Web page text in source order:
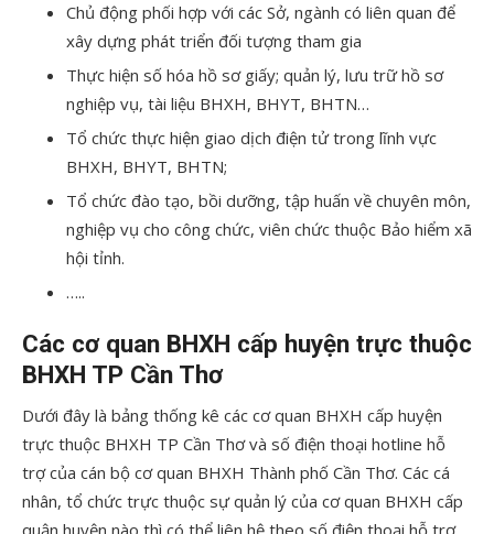
Chủ động phối hợp với các Sở, ngành có liên quan để
xây dựng phát triển đối tượng tham gia
Thực hiện số hóa hồ sơ giấy; quản lý, lưu trữ hồ sơ
nghiệp vụ, tài liệu BHXH, BHYT, BHTN…
Tổ chức thực hiện giao dịch điện tử trong lĩnh vực
BHXH, BHYT, BHTN;
Tổ chức đào tạo, bồi dưỡng, tập huấn về chuyên môn,
nghiệp vụ cho công chức, viên chức thuộc Bảo hiểm xã
hội tỉnh.
…..
Các cơ quan BHXH cấp huyện trực thuộc
BHXH TP Cần Thơ
Dưới đây là bảng thống kê các cơ quan BHXH cấp huyện
trực thuộc BHXH TP Cần Thơ và số điện thoại hotline hỗ
trợ của cán bộ cơ quan BHXH Thành phố Cần Thơ. Các cá
nhân, tổ chức trực thuộc sự quản lý của cơ quan BHXH cấp
quận huyện nào thì có thể liên hệ theo số điện thoại hỗ trợ